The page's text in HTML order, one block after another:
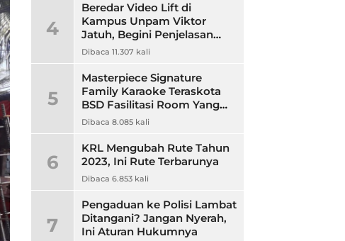
4
Beredar Video Lift di
Kampus Unpam Viktor
Jatuh, Begini Penjelasan
Rektor Unpam
Dibaca 11.307 kali
5
Masterpiece Signature
Family Karaoke Teraskota
BSD Fasilitasi Room Yang
Nyaman dan Harga
Dibaca 8.085 kali
6
KRL Mengubah Rute Tahun
2023, Ini Rute Terbarunya
Dibaca 6.853 kali
7
Pengaduan ke Polisi Lambat
Ditangani? Jangan Nyerah,
Ini Aturan Hukumnya